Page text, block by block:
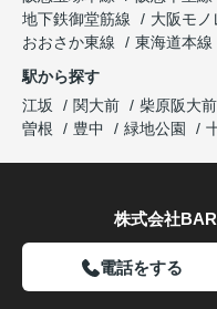
地下鉄御堂筋線
大阪モノ
おおさか東線
東海道本線
駅から探す
江坂
関大前 柴原阪大前
曽根
豊中 緑地公園
株式会社
電話をする